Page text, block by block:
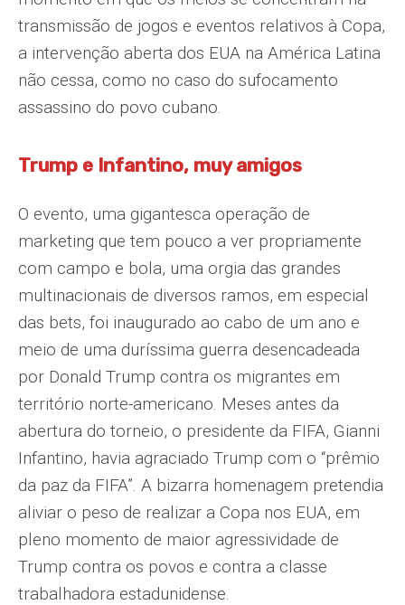
transmissão de jogos e eventos relativos à Copa,
a intervenção aberta dos EUA na América Latina
não cessa, como no caso do sufocamento
assassino do povo cubano.
Trump e Infantino, muy amigos
O evento, uma gigantesca operação de
marketing que tem pouco a ver propriamente
com campo e bola, uma orgia das grandes
multinacionais de diversos ramos, em especial
das bets, foi inaugurado ao cabo de um ano e
meio de uma duríssima guerra desencadeada
por Donald Trump contra os migrantes em
território norte-americano. Meses antes da
abertura do torneio, o presidente da FIFA, Gianni
Infantino, havia agraciado Trump com o “prêmio
da paz da FIFA”. A bizarra homenagem pretendia
aliviar o peso de realizar a Copa nos EUA, em
pleno momento de maior agressividade de
Trump contra os povos e contra a classe
trabalhadora estadunidense.